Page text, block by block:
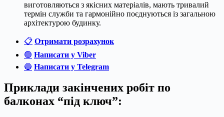
виготовляються з якісних матеріалів, мають тривалий
термін служби та гармонійно поєднуються із загальною
архітектурою будинку.
📋 Отримати розрахунок
🟢 Написати у Viber
🔵 Написати у Telegram
Приклади закінчених робіт по
балконах “під ключ”: